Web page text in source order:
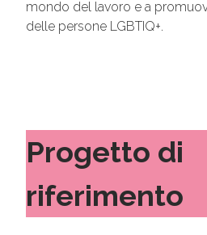
mondo del lavoro e a
delle persone LGBTIQ+.
Progetto di
riferimento